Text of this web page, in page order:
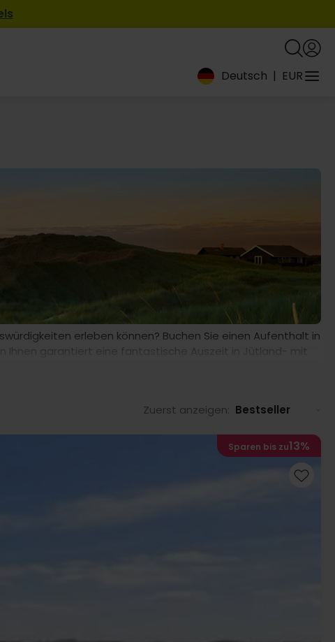
Deutsch | EUR
erleben können? Buchen Sie einen Aufenthalt in
Ihnen garantiert eine fantastische Auszeit in Jütland- mit
Zuerst anzeigen: Bestseller
Sparen bis zu13%